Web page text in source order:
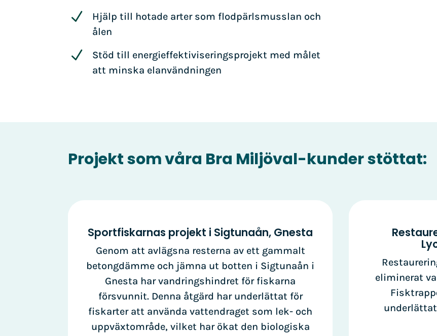
N
Hjälp till hotade arter som flodpärlsmusslan och
ålen
N
Stöd till energieffektiviseringsprojekt med målet
att minska elanvändningen
Projekt som våra Bra Miljöval-kunder stöttat:
Sportfiskarnas projekt i Sigtunaån, Gnesta
Genom att avlägsna resterna av ett gammalt
betongdämme och jämna ut botten i Sigtunaån i
Gnesta har vandringshindret för fiskarna
försvunnit. Denna åtgärd har underlättat för
fiskarter att använda vattendraget som lek- och
uppväxtområde, vilket har ökat den biologiska
eliminerat